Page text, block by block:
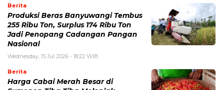
Berita
Produksi Beras Banyuwangi Tembus
255 Ribu Ton, Surplus 174 Ribu Ton
Jadi Penopang Cadangan Pangan
Nasional
Wednesday, 15 Jul 2026 - 18:22 WIB
Berita
Harga Cabai Merah Besar di